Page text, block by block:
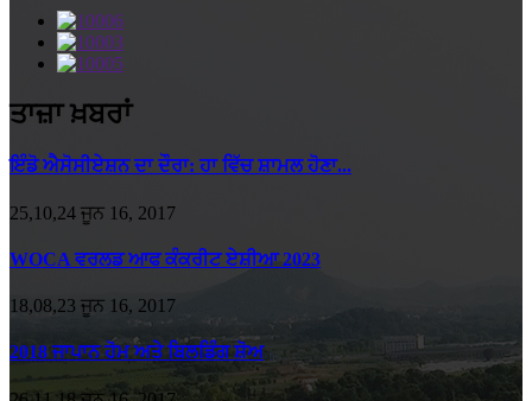
ਤਾਜ਼ਾ ਖ਼ਬਰਾਂ
ਇੰਡੋ ਐਸੋਸੀਏਸ਼ਨ ਦਾ ਦੌਰਾ: ਹਾ ਵਿੱਚ ਸ਼ਾਮਲ ਹੋਣਾ...
25,10,24 ਜੂਨ 16, 2017
WOCA ਵਰਲਡ ਆਫ ਕੰਕਰੀਟ ਏਸ਼ੀਆ 2023
18,08,23 ਜੂਨ 16, 2017
2018 ਜਾਪਾਨ ਹੋਮ ਅਤੇ ਬਿਲਡਿੰਗ ਸ਼ੋਅ